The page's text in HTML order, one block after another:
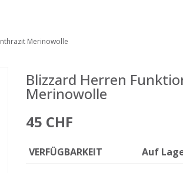
Merinowolle
Blizzard Herren
Merinowolle
45 CHF
VERFÜGBARKEIT Auf